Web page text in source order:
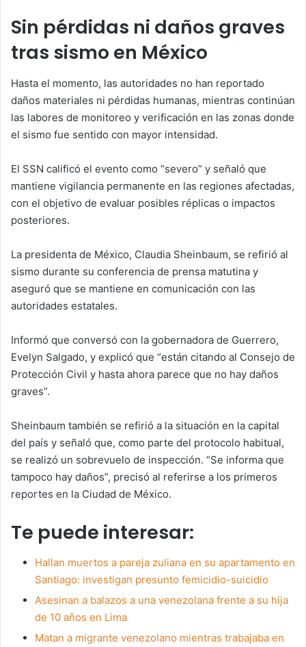
Sin pérdidas ni daños graves
tras sismo en México
Hasta el momento, las autoridades no han reportado
daños materiales ni pérdidas humanas, mientras continúan
las labores de monitoreo y verificación en las zonas donde
el sismo fue sentido con mayor intensidad.
El SSN calificó el evento como “severo” y señaló que
mantiene vigilancia permanente en las regiones afectadas,
con el objetivo de evaluar posibles réplicas o impactos
posteriores.
La presidenta de México, Claudia Sheinbaum, se refirió al
sismo durante su conferencia de prensa matutina y
aseguró que se mantiene en comunicación con las
autoridades estatales.
Informó que conversó con la gobernadora de Guerrero,
Evelyn Salgado, y explicó que “están citando al Consejo de
Protección Civil y hasta ahora parece que no hay daños
graves”.
Sheinbaum también se refirió a la situación en la capital
del país y señaló que, como parte del protocolo habitual,
se realizó un sobrevuelo de inspección. “Se informa que
tampoco hay daños”, precisó al referirse a los primeros
reportes en la Ciudad de México.
Te puede interesar:
Hallan muertos a pareja zuliana en su apartamento en
Santiago: investigan presunto femicidio-suicidio
Asesinan a balazos a una venezolana frente a su hija
de 10 años en Lima
Matan a migrante venezolano mientras trabajaba en